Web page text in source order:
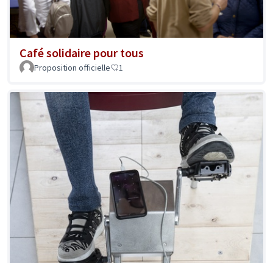
Café solidaire pour tous
Proposition officielle 1